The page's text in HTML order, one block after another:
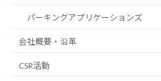
パーキングアプリケーションズ
会社概要・沿革
CSR活動